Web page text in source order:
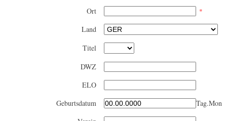
Ort *
Land
Titel
DWZ
ELO
Geburtsdatum